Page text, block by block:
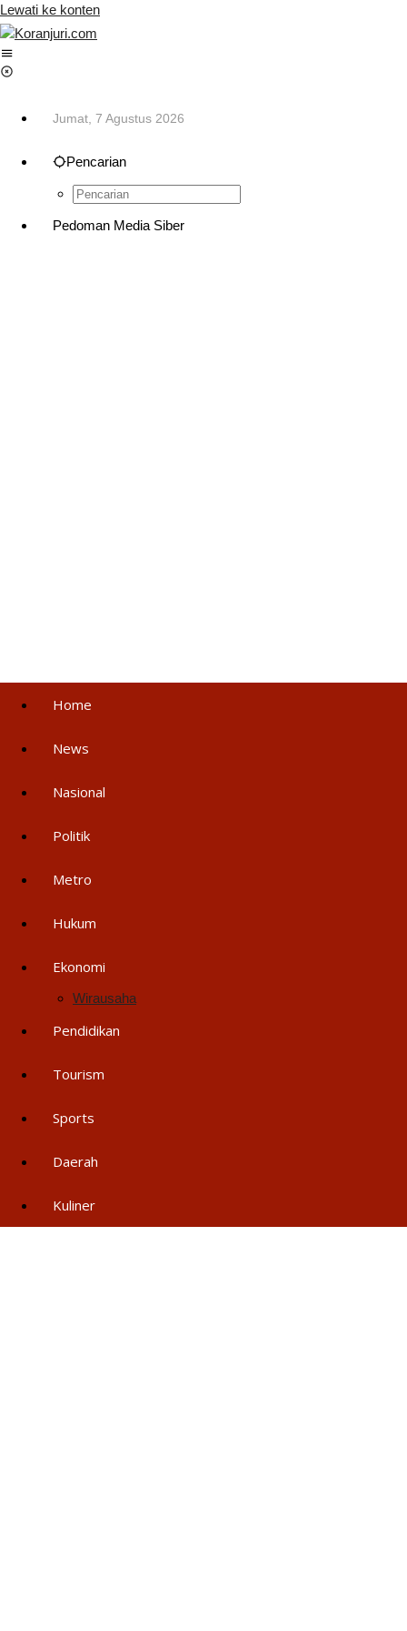
Lewati ke konten
Jumat, 7 Agustus 2026
Pencarian
Pedoman Media Siber
Home
News
Nasional
Politik
Metro
Hukum
Ekonomi
Wirausaha
Pendidikan
Tourism
Sports
Daerah
Kuliner